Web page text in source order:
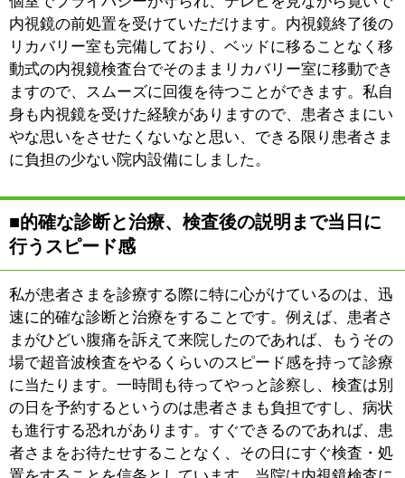
査も可能です。組織検査を行った場合は結果が出るまで
２週間ほどかかりますが、それ以外の胃・大腸内視鏡検
査、腹部超音波や新型コロナウイルス、インフルエンザ
検査の所見は当日すぐご説明します。できる限り患者さ
まの処置から結果のご説明まで長くお待たせしないよう
に診療しますので、お困りごとはぜひ当院にご相談くだ
さい。
このページの先頭へ
表示：PC|モバイル